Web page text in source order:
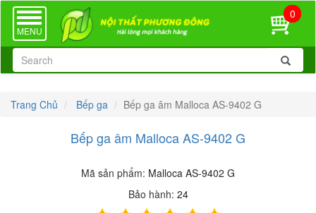
TOGGLE
NAVIGATION
MENU
0
Trang Chủ Bếp ga Bếp ga âm Malloca AS-9402 G
Bếp ga âm Malloca AS-9402 G
Mã sản phẩm: Malloca AS-9402 G
Bảo hành: 24